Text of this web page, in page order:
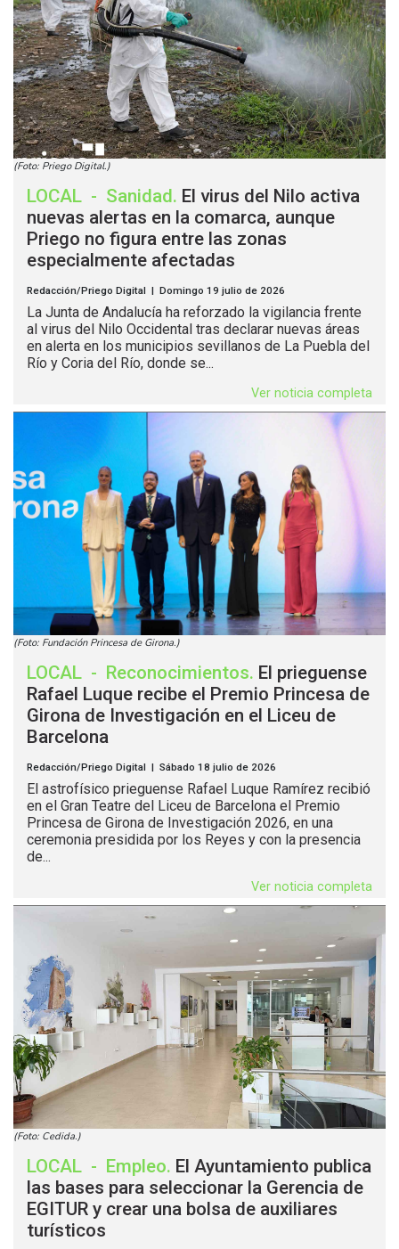
(Foto: Priego Digital.)
LOCAL - Sanidad. El virus del Nilo activa
nuevas alertas en la comarca, aunque
Priego no figura entre las zonas
especialmente afectadas
Redacción/Priego Digital | Domingo 19 julio de 2026
La Junta de Andalucía ha reforzado la vigilancia frente
al virus del Nilo Occidental tras declarar nuevas áreas
en alerta en los municipios sevillanos de La Puebla del
Río y Coria del Río, donde se...
Ver noticia completa
(Foto: Fundación Princesa de Girona.)
LOCAL - Reconocimientos. El prieguense
Rafael Luque recibe el Premio Princesa de
Girona de Investigación en el Liceu de
Barcelona
Redacción/Priego Digital | Sábado 18 julio de 2026
El astrofísico prieguense Rafael Luque Ramírez recibió
en el Gran Teatre del Liceu de Barcelona el Premio
Princesa de Girona de Investigación 2026, en una
ceremonia presidida por los Reyes y con la presencia
de...
Ver noticia completa
(Foto: Cedida.)
LOCAL - Empleo. El Ayuntamiento publica
las bases para seleccionar la Gerencia de
EGITUR y crear una bolsa de auxiliares
turísticos